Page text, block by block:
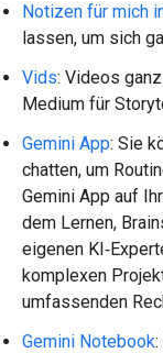
Notizen für mich
lassen, um sich
Vids: Videos
Medium für
Gemini App: Sie
chatten, um
Gemini App auf
dem Lernen,
eigenen
komplexen
umfassenden
Gemini Notebook